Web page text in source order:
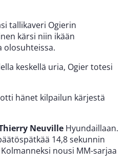
tallikaveri Ogierin
kärsi niin ikään
olosuhteissa.
keskellä uria, Ogier totesi
hänet kilpailun kärjestä
Neuville Hyundaillaan.
14,8 sekunnin
Kolmanneksi nousi MM-sarjaa